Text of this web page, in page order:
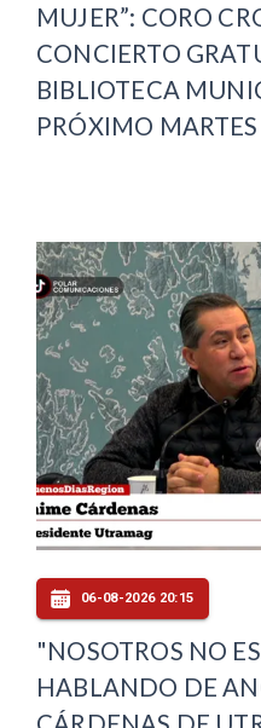
MUJER”: CORO
CONCIERTO
BIBLIOTECA
PRÓXIMO
06-08-2026 20:15
"NOSOTROS NO
HABLANDO DE